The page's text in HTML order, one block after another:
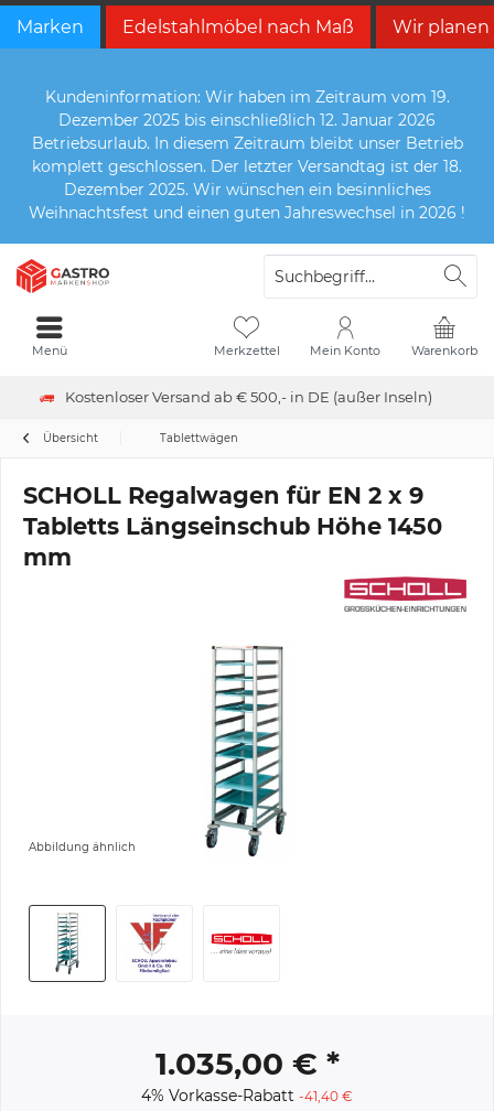
Marken Edelstahlmöbel nach Maß Wir planen
Kundeninformation: Wir haben im Zeitraum vom 19.
Dezember 2025 bis einschließlich 12. Januar 2026
Betriebsurlaub. In diesem Zeitraum bleibt unser Betrieb
komplett geschlossen. Der letzter Versandtag ist der 18.
Dezember 2025. Wir wünschen ein besinnliches
Weihnachtsfest und einen guten Jahreswechsel in 2026 !
Kostenloser Versand ab € 500,- in DE (außer Inseln)
Warenkorb
Merkzettel Mein Konto
Menü
Übersicht Tablettwägen
SCHOLL Regalwagen für EN 2 x 9
Tabletts Längseinschub Höhe 1450
mm
Abbildung ähnlich
1.035,00 € *
4% Vorkasse-Rabatt -41,40 €